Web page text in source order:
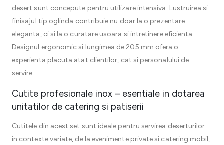
desert sunt concepute pentru utilizare intensiva. Lustruirea si
finisajul tip oglinda contribuie nu doar la o prezentare
eleganta, ci si la o curatare usoara si intretinere eficienta.
Designul ergonomic si lungimea de 205 mm ofera o
experienta placuta atat clientilor, cat si personalului de
servire.
Cutite profesionale inox – esentiale in dotarea
unitatilor de catering si patiserii
Cutitele din acest set sunt ideale pentru servirea deserturilor
in contexte variate, de la evenimente private si catering mobil,